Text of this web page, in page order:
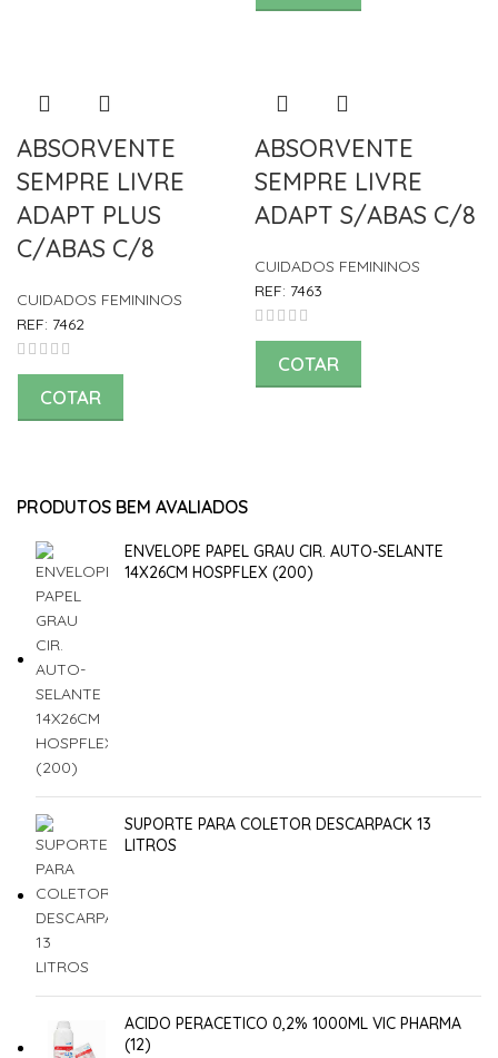
PRODUTOS BEM AVALIADOS
ENVELOPE PAPEL GRAU CIR. AUTO-SELANTE
14X26CM HOSPFLEX (200)
SUPORTE PARA COLETOR DESCARPACK 13
LITROS
ACIDO PERACETICO 0,2% 1000ML VIC PHARMA
(12)
ABSORVENTE
SEMPRE LIVRE
ADAPT PLUS
C/ABAS C/8
CUIDADOS FEMININOS
REF: 7462
COTAR
ABSORVENTE
SEMPRE LIVRE
ADAPT S/ABAS C/8
CUIDADOS FEMININOS
REF: 7463
COTAR